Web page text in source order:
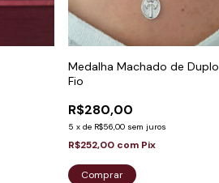
Medalha Machado de Duplo
Fio
R$280,00
5 x de R$56,00 sem juros
R$252,00 com Pix
Comprar